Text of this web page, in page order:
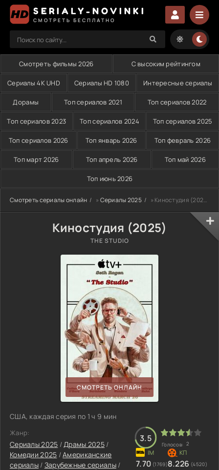
SERIALY-NOVINKI
СМОТРЕТЬ БЕСПЛАТНО
Смотреть фильмы 2026 С высоким рейтингом
Сериалы 4K UHD Сериалы HD 1080 Интересные сериалы
Дорамы Топ сериалов 2021 Топ сериалов 2022
Топ сериалов 2023 Топ сериалов 2024 Топ сериалов 2025
Топ сериалов 2026 Топ январь 2026 Топ февраль 2026
Топ март 2026 Топ апрель 2026 Топ май 2026
Топ июнь 2026
Смотреть сериалы онлайн » Сериалы 2025 » Киностудия (2025)
Киностудия (2025)
THE STUDIO
СМОТРЕТЬ ОНЛАЙН
США, каждая серия по 1 ч 9 мин
Жанр:
Сериалы 2025 /Драмы 2025 /
Комедии 2025 /Американские
сериалы/ Зарубежные сериалы/
3.5
Голосов: 2
7.70 (1769)8.226 (4520)